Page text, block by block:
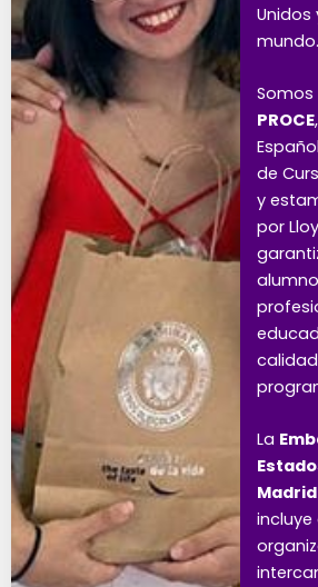
Unidos
mundo.
Somos
PROCE
de
y
por
La
Madrid